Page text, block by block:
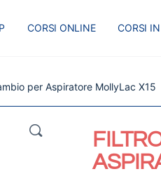
CORSI ONLINE CORSI
per Aspiratore MollyLac X15
🔍